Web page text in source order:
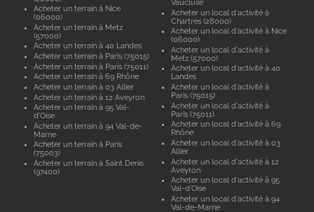
Acheter un terrain à Nice
(06000)
Acheter un terrain à Metz
(57000)
Acheter un terrain à 40 Landes
Acheter un terrain à Paris (75015)
Acheter un terrain à Paris (75011)
Acheter un terrain à 69 Rhône
Acheter un terrain à 03 Allier
Acheter un terrain à 12 Aveyron
Acheter un terrain à 95 Val-
d'Oise
Acheter un terrain à 94 Val-de-
Marne
Acheter un terrain à Paris
(75003)
Acheter un terrain à Saint Denis
(97400)
Vaucluse
Acheter un local d'activité à
Chartres (28000)
Acheter un local d'activité à Nice
(06000)
Acheter un local d'activité à
Metz (57000)
Acheter un local d'activité à 40
Landes
Acheter un local d'activité à
Paris (75015)
Acheter un local d'activité à
Paris (75011)
Acheter un local d'activité à 69
Rhône
Acheter un local d'activité à 03
Allier
Acheter un local d'activité à 12
Aveyron
Acheter un local d'activité à 95
Val-d'Oise
Acheter un local d'activité à 94
Val-de-Marne